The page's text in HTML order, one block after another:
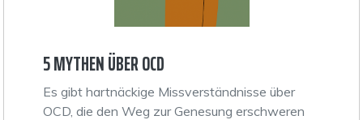
5 MYTHEN ÜBER OCD
Es gibt hartnäckige Missverständnisse über
OCD, die den Weg zur Genesung erschweren